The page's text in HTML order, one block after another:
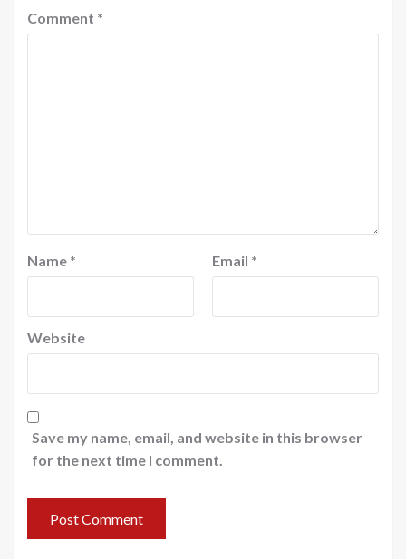
Comment *
Name * Email *
Website
Save my name, email, and website in this browser
for the next time I comment.